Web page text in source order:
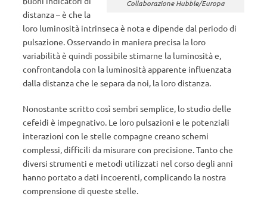
Collaborazione Hubble/Europa
distanza – è che la
loro luminosità intrinseca è nota e dipende dal periodo di
pulsazione. Osservando in maniera precisa la loro
variabilità è quindi possibile stimarne la luminosità e,
confrontandola con la luminosità apparente influenzata
dalla distanza che le separa da noi, la loro distanza.
Nonostante scritto così sembri semplice, lo studio delle
cefeidi è impegnativo. Le loro pulsazioni e le potenziali
interazioni con le stelle compagne creano schemi
complessi, difficili da misurare con precisione. Tanto che
diversi strumenti e metodi utilizzati nel corso degli anni
hanno portato a dati incoerenti, complicando la nostra
comprensione di queste stelle.